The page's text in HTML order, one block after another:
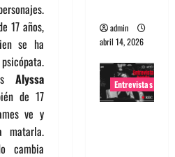
17 años,
se ha
Alyssa
de 17
ve y
matarla.
cambia
admin
abril 14, 2026
Entrevistas